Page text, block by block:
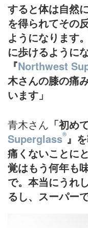
すると体は自然
を得られてその
ようになります
に歩けるように
『Northwest
木さんの膝の痛
います」
青木さん 「初め
Superglass®』
痛くないことに
覚はもう何年も
で。本当にうれ
るし、スーパー